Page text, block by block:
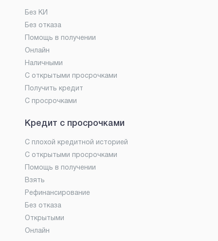
Без КИ
Без отказа
Помощь в получении
Онлайн
Наличными
С открытыми просрочками
Получить кредит
С просрочками
Кредит с просрочками
С плохой кредитной историей
С открытыми просрочками
Помощь в получении
Взять
Рефинансирование
Без отказа
Открытыми
Онлайн